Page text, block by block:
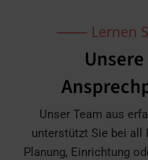
─── Lernen
Unser Team aus
unterstützt Sie bei all
Planung, Einrichtung